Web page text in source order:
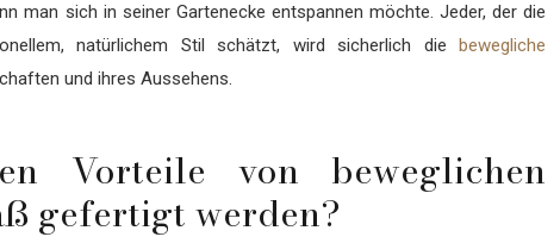
man sich in seiner Gartenecke entspannen möchte. Jeder, der die
natürlichem Stil schätzt, wird sicherlich die bewegliche
und ihres Aussehens.
Vorteile von beweglichen
gefertigt werden?